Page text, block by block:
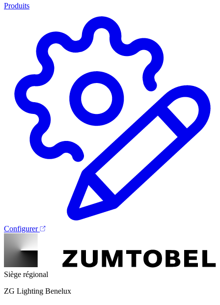
Produits
Configurer
Siège régional
ZG Lighting Benelux